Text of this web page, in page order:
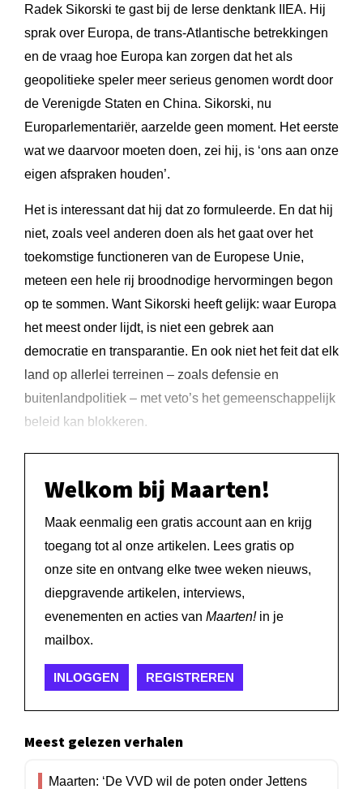
Radek Sikorski te gast bij de Ierse denktank IIEA. Hij
sprak over Europa, de trans-Atlantische betrekkingen
en de vraag hoe Europa kan zorgen dat het als
geopolitieke speler meer serieus genomen wordt door
de Verenigde Staten en China. Sikorski, nu
Europarlementariër, aarzelde geen moment. Het eerste
wat we daarvoor moeten doen, zei hij, is ‘ons aan onze
eigen afspraken houden’.
Het is interessant dat hij dat zo formuleerde. En dat hij
niet, zoals veel anderen doen als het gaat over het
toekomstige functioneren van de Europese Unie,
meteen een hele rij broodnodige hervormingen begon
op te sommen. Want Sikorski heeft gelijk: waar Europa
het meest onder lijdt, is niet een gebrek aan
democratie en transparantie. En ook niet het feit dat elk
land op allerlei terreinen – zoals defensie en
buitenlandpolitiek – met veto’s het gemeenschappelijk
beleid kan blokkeren.
Welkom bij Maarten!
Maak eenmalig een gratis account aan en krijg
toegang tot al onze artikelen. Lees gratis op
onze site en ontvang elke twee weken nieuws,
diepgravende artikelen, interviews,
evenementen en acties van Maarten!in je
mailbox.
INLOGGEN REGISTREREN
Meest gelezen verhalen
Maarten: ‘De VVD wil de poten onder Jettens